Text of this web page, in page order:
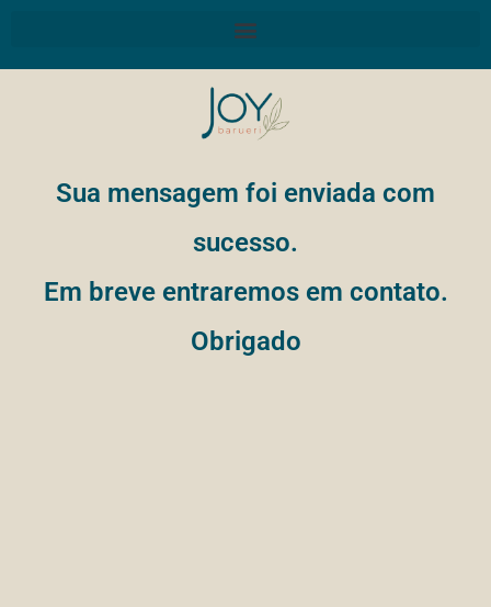
Sua mensagem foi enviada com
sucesso.
Em breve entraremos em contato.
Obrigado